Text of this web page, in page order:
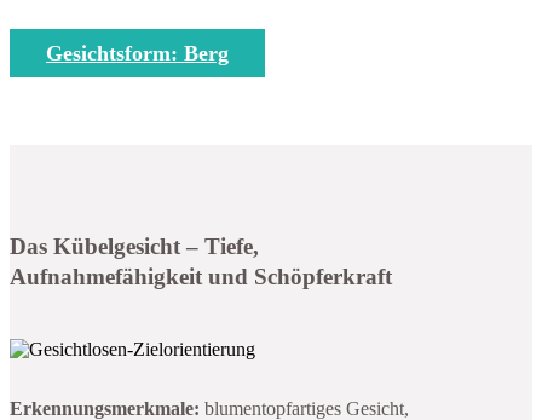
Gesichtsform: Berg
Das Kübelgesicht – Tiefe,
Aufnahmefähigkeit und Schöpferkraft
Erkennungsmerkmale: blumentopfartiges Gesicht,